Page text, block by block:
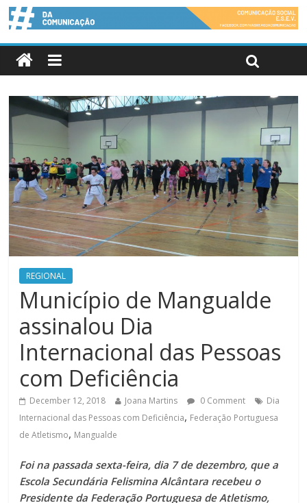
REGIONAL
Município de Mangualde
assinalou Dia
Internacional das Pessoas
com Deficiência
December 12, 2018 Joana Martins 0 Comment
Dia
Internacional das Pessoas com Deficiência, Federação Portuguesa
de Atletismo, Mangualde
Foi na passada sexta-feira, dia 7 de dezembro, que a
Escola Secundária Felismina Alcântara recebeu o
Presidente da Federação Portuguesa de Atletismo,